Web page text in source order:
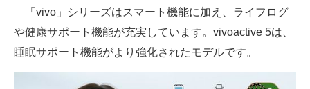
「vivo」シリーズはスマート機能に加え、ライフログ
や健康サポート機能が充実しています。vivoactive 5は、
睡眠サポート機能がより強化されたモデルです。